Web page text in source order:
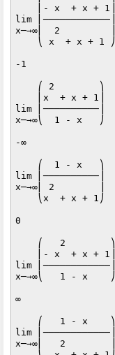
    ⎜- x  + x + 1⎟
lim ⎜────────────⎟
x─→∞⎜  2         ⎟
    ⎝ x  + x + 1 ⎠
-1
    ⎛ 2        ⎞
    ⎜x  + x + 1⎟
lim ⎜──────────⎟
x─→∞⎝  1 - x   ⎠
-∞
    ⎛  1 - x   ⎞
lim ⎜──────────⎟
x─→∞⎜ 2        ⎟
    ⎝x  + x + 1⎠
0
    ⎛   2        ⎞
    ⎜- x  + x + 1⎟
lim ⎜────────────⎟
x─→∞⎝   1 - x    ⎠
∞
    ⎛   1 - x    ⎞
lim ⎜────────────⎟
x─→∞⎜   2        ⎟